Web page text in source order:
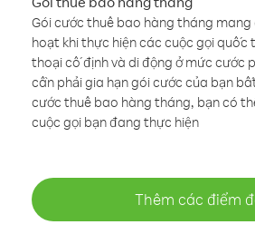
Gói cước thuê bao hàng tháng mang
hoạt khi thực hiện các cuộc gọi quốc
thoại cố định và di động ở mức cước
cần phải gia hạn gói cước của bạn
cước thuê bao hàng tháng, bạn có
cuộc gọi bạn đang thực hiện
Thêm các điểm